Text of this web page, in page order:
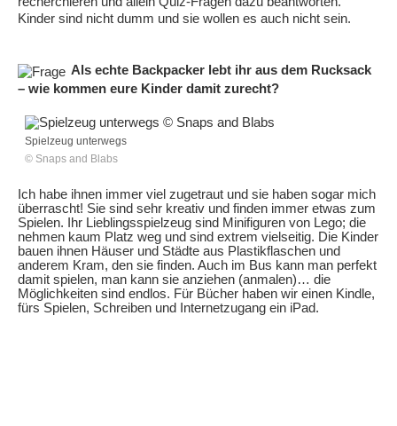
Kinder sind nicht dumm und sie wollen es auch nicht sein.
Als echte Backpacker lebt ihr aus dem Rucksack
– wie kommen eure Kinder damit zurecht?
Spielzeug unterwegs
© Snaps and Blabs
Ich habe ihnen immer viel zugetraut und sie haben sogar mich
überrascht! Sie sind sehr kreativ und finden immer etwas zum
Spielen. Ihr Lieblingsspielzeug sind Minifiguren von Lego; die
nehmen kaum Platz weg und sind extrem vielseitig. Die Kinder
bauen ihnen Häuser und Städte aus Plastikflaschen und
anderem Kram, den sie finden. Auch im Bus kann man perfekt
damit spielen, man kann sie anziehen (anmalen)… die
Möglichkeiten sind endlos. Für Bücher haben wir einen Kindle,
fürs Spielen, Schreiben und Internetzugang ein iPad.